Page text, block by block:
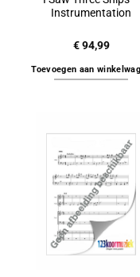
Instrumentation
€94,99
Toevoegen aan